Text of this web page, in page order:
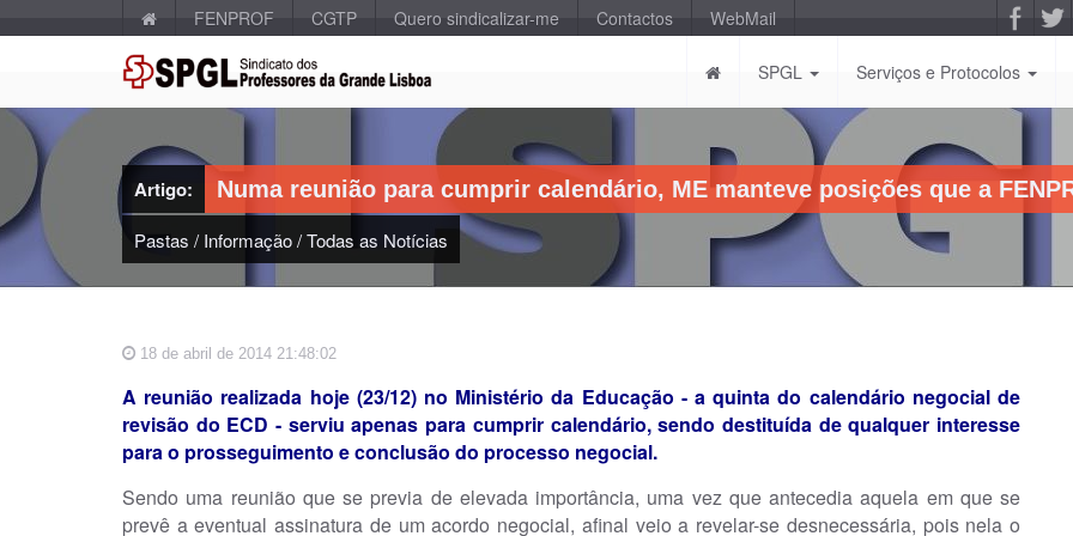
FENPROF CGTP Quero sindicalizar-me Contactos WebMail
SPGL Serviços e Protocolos
Artigo: Numa reunião para cumprir calendário, ME manteve posições que a
Pastas / Informação/Todas as Notícias
18 de abril de 2014 21:48:02
A reunião realizada hoje (23/12) no Ministério da Educação - a quinta do calendário negocial de
revisão do ECD - serviu apenas para cumprir calendário, sendo destituída de qualquer interesse
para o prosseguimento e conclusão do processo negocial.
Sendo uma reunião que se previa de elevada importância, uma vez que antecedia aquela em que se
prevê a eventual assinatura de um acordo negocial, afinal veio a revelar-se desnecessária, pois nela o